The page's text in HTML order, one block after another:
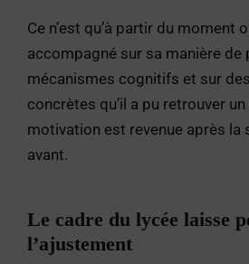
Ce n’est qu’à partir du moment
accompagné sur sa manière de
mécanismes cognitifs et sur
concrètes qu’il a pu retrouver un
motivation est revenue après la
avant.
Le cadre du lycée laisse
l’ajustement